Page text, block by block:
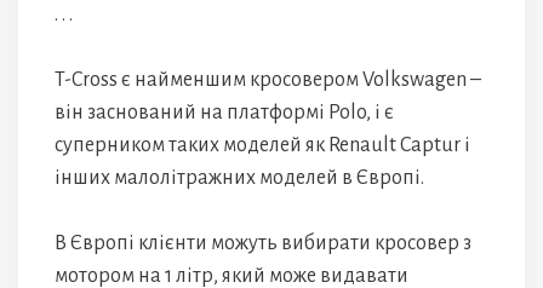
. . .
T-Cross є найменшим кросовером Volkswagen –
він заснований на платформі Polo, і є
суперником таких моделей як Renault Captur і
інших малолітражних моделей в Європі.
В Європі клієнти можуть вибирати кросовер з
мотором на 1 літр, який може видавати